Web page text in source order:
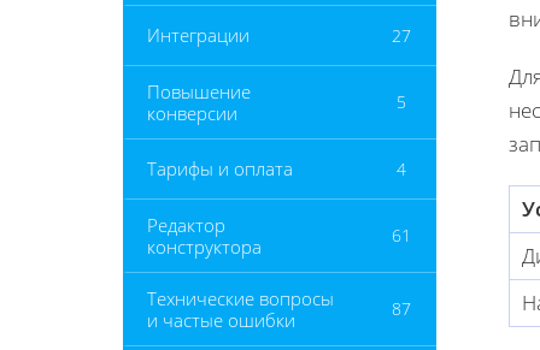
Интеграции 27
Повышение
конверсии
5
Тарифы и оплата 4
Редактор
конструктора
61
Технические вопросы
и частые ошибки
87